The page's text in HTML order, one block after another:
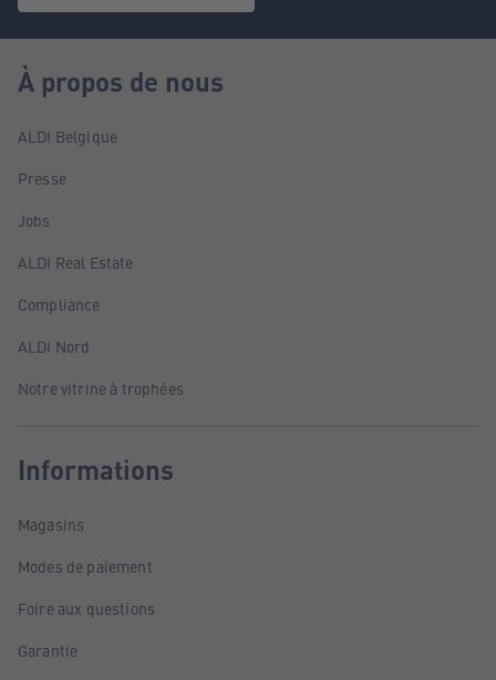
À propos de nous
ALDI Belgique
Presse
Jobs
ALDI Real Estate
Compliance
ALDI Nord
Notre vitrine à trophées
Informations
Magasins
Modes de paiement
Foire aux questions
Garantie